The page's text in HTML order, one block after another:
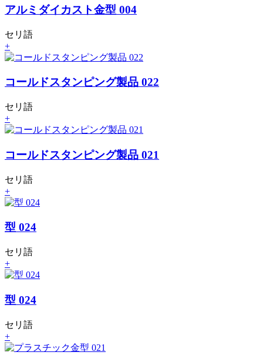
アルミダイカスト金型 004
セリ語
+
コールドスタンピング製品 022
セリ語
+
コールドスタンピング製品 021
セリ語
+
型 024
セリ語
+
型 024
セリ語
+